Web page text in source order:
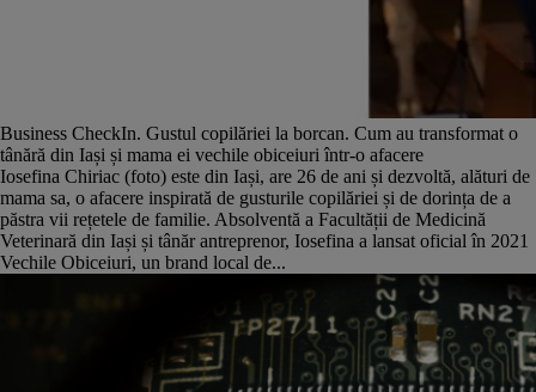
Business CheckIn. Gustul copilăriei la borcan. Cum au transformat o
tânără din Iași și mama ei vechile obiceiuri într-o afacere
Iosefina Chiriac (foto) este din Iași, are 26 de ani și dezvoltă, alături de
mama sa, o afacere inspirată de gusturile copilăriei și de dorința de a
păstra vii rețetele de familie. Absolventă a Facultății de Medicină
Veterinară din Iași și tânăr antreprenor, Iosefina a lansat oficial în 2021
Vechile Obiceiuri, un brand local de...